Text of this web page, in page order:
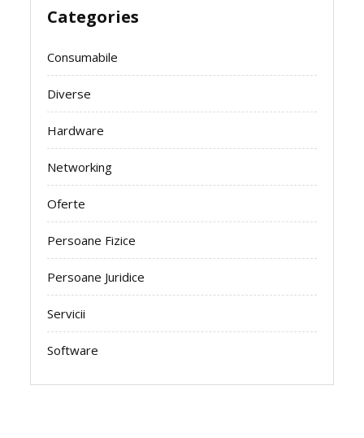
Categories
Consumabile
Diverse
Hardware
Networking
Oferte
Persoane Fizice
Persoane Juridice
Servicii
Software